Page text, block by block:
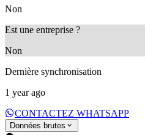
Non
Est une entreprise ?
Non
Dernière synchronisation
1 year ago
CONTACTEZ WHATSAPP
Données brutes